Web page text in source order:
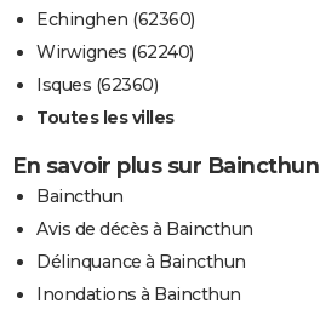
Echinghen (62360)
Wirwignes (62240)
Isques (62360)
Toutes les villes
En savoir plus sur Baincthun
Baincthun
Avis de décès à Baincthun
Délinquance à Baincthun
Inondations à Baincthun